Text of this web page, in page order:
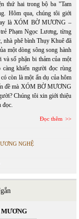
thứ hai trong bộ ba "Tam
Hôm qua, chúng tôi giới
là XÓM BỜ MƯƠNG –
Phạm Ngọc Lương, từng
nhà phê bình Thụy Khuê đã
một dòng sông song hành
số phận bi thảm của một
khiến người đọc rùng
còn là một ẩn dụ của hôm
đề mà XÓM BỜ MƯƠNG
Chúng tôi xin giới thiệu
đọc.
Đọc thêm
NGHỆ